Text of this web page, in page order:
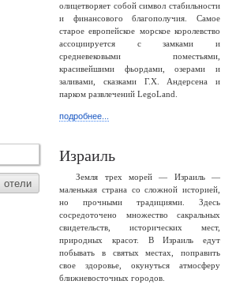
олицетворяет собой символ стабильности
и финансового благополучия. Самое
старое европейское морское королевство
ассоциируется с замками и
средневековыми поместьями,
красивейшими фьордами, озерами и
заливами, сказками Г.Х. Андерсена и
парком развлечений LegoLand.
подробнее...
отели
Израиль
Земля трех морей — Израиль —
маленькая страна со сложной историей,
но прочными традициями. Здесь
сосредоточено множество сакральных
свидетельств, исторических мест,
природных красот. В Израиль едут
побывать в святых местах, поправить
свое здоровье, окунуться атмосферу
ближневосточных городов.